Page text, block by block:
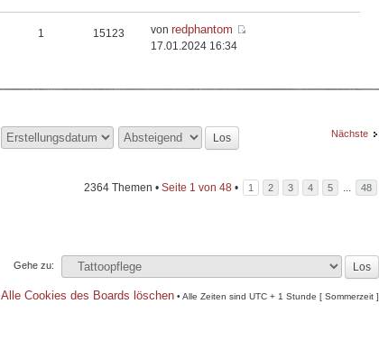
1 15123 vonredphantom
17.01.2024 16:34
Nächste
2364 Themen • Seite 1 von 48 • 1 2 3 4 5 ... 48
Gehe zu:
Alle Cookies des Boards löschen • Alle Zeiten sind UTC + 1 Stunde [ Sommerzeit ]